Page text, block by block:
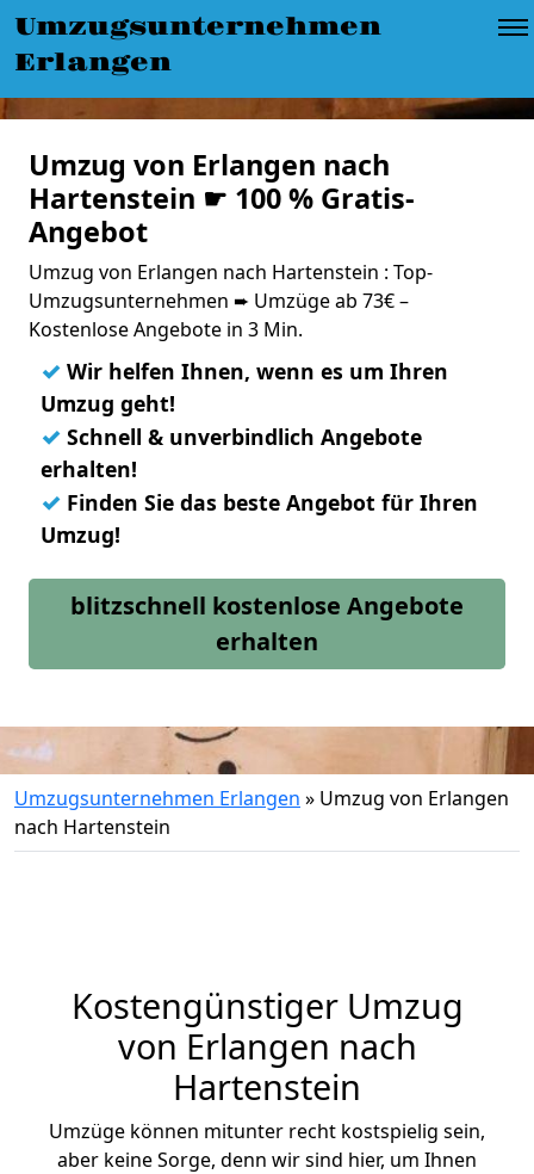
Umzugsunternehmen
Erlangen
Umzug von Erlangen nach
Hartenstein ☛ 100 % Gratis-
Angebot
Umzug von Erlangen nach Hartenstein : Top-
Umzugsunternehmen ➨ Umzüge ab 73€ –
Kostenlose Angebote in 3 Min.
✓ Wir helfen Ihnen, wenn es um Ihren
Umzug geht!
✓ Schnell & unverbindlich Angebote
erhalten!
✓ Finden Sie das beste Angebot für Ihren
Umzug!
blitzschnell kostenlose Angebote
erhalten
Umzugsunternehmen Erlangen » Umzug von Erlangen
nach Hartenstein
Kostengünstiger Umzug
von Erlangen nach
Hartenstein
Umzüge können mitunter recht kostspielig sein,
aber keine Sorge, denn wir sind hier, um Ihnen